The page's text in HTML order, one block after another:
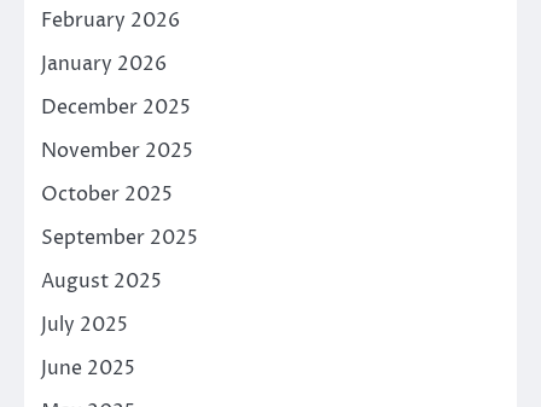
February 2026
January 2026
December 2025
November 2025
October 2025
September 2025
August 2025
July 2025
June 2025